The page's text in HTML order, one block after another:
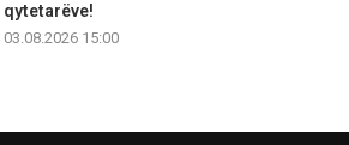
qytetarëve!
03.08.2026 15:00